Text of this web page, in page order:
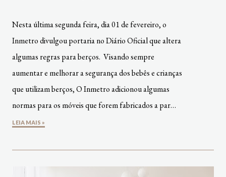
Nesta última segunda feira, dia 01 de fevereiro, o
Inmetro divulgou portaria no Diário Oficial que altera
algumas regras para berços. Visando sempre
aumentar e melhorar a segurança dos bebês e crianças
que utilizam berços, O Inmetro adicionou algumas
normas para os móveis que forem fabricados a par…
LEIA MAIS »